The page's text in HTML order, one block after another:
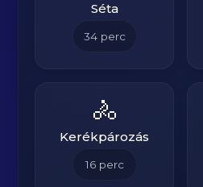
Séta
34perc
🚴
Kerékpározás
16perc